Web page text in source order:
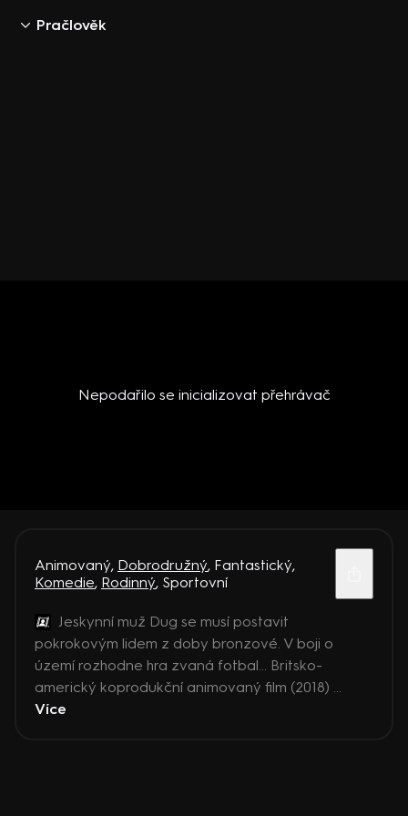
Pračlověk
Nepodařilo se inicializovat přehrávač
Animovaný, Dobrodružný, Fantastický,
Komedie, Rodinný, Sportovní
Jeskynní muž Dug se musí postavit
pokrokovým lidem z doby bronzové. V boji o
území rozhodne hra zvaná fotbal… Britsko-
americký koprodukční animovaný film (2018) ...
Více